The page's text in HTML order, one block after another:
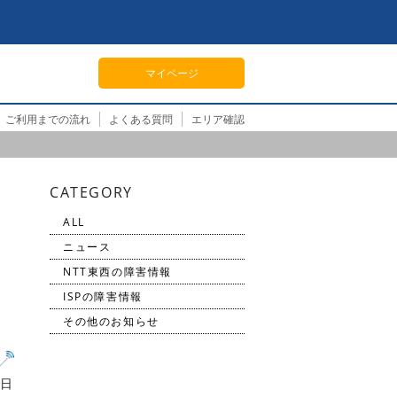
マイページ
ご利用までの流れ よくある質問
エリア確認
CATEGORY
ALL
ニュース
NTT東西の障害情報
ISPの障害情報
その他のお知らせ